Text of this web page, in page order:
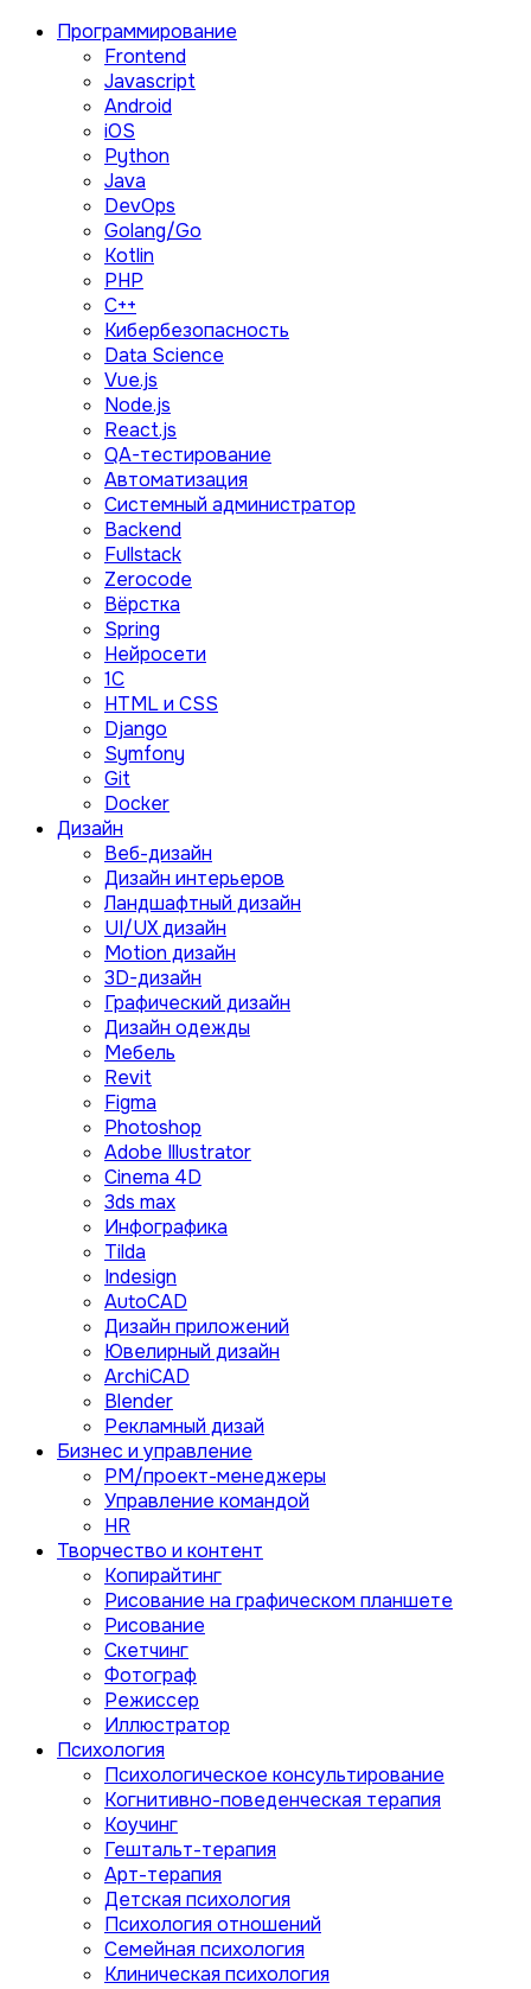
Программирование
Frontend
Javascript
Android
iOS
Python
Java
DevOps
Golang/Go
Kotlin
PHP
C++
Кибербезопасность
Data Science
Vue.js
Node.js
React.js
QA-тестирование
Автоматизация
Системный администратор
Backend
Fullstack
Zerocode
Вёрстка
Spring
Нейросети
1C
HTML и CSS
Django
Symfony
Git
Docker
Дизайн
Веб-дизайн
Дизайн интерьеров
Ландшафтный дизайн
UI/UX дизайн
Motion дизайн
3D-дизайн
Графический дизайн
Дизайн одежды
Мебель
Revit
Figma
Photoshop
Adobe Illustrator
Сinema 4D
3ds max
Инфографика
Tilda
Indesign
AutoCAD
Дизайн приложений
Ювелирный дизайн
ArchiCAD
Blender
Рекламный дизай
Бизнес и управление
PM/проект-менеджеры
Управление командой
HR
Творчество и контент
Копирайтинг
Рисование на графическом планшете
Рисование
Скетчинг
Фотограф
Режиссер
Иллюстратор
Психология
Психологическое консультирование
Когнитивно-поведенческая терапия
Коучинг
Гештальт-терапия
Арт-терапия
Детская психология
Психология отношений
Семейная психология
Клиническая психология